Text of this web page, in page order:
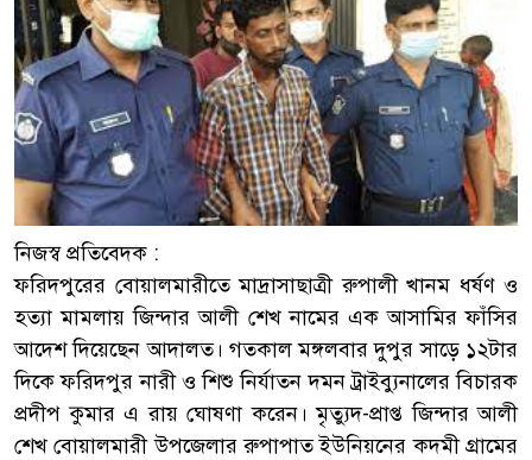
নিজস্ব প্রতিবেদক :
ফরিদপুরের বোয়ালমারীতে মাদ্রাসাছাত্রী রুপালী খানম ধর্ষণ ও
হত্যা মামলায় জিন্দার আলী শেখ নামের এক আসামির ফাঁসির
আদেশ দিয়েছেন আদালত। গতকাল মঙ্গলবার দুপুর সাড়ে ১২টার
দিকে ফরিদপুর নারী ও শিশু নির্যাতন দমন ট্রাইব্যুনালের বিচারক
প্রদীপ কুমার এ রায় ঘোষণা করেন। মৃত্যুদ-প্রাপ্ত জিন্দার আলী
শেখ বোয়ালমারী উপজেলার রুপাপাত ইউনিয়নের কদমী গ্রামের